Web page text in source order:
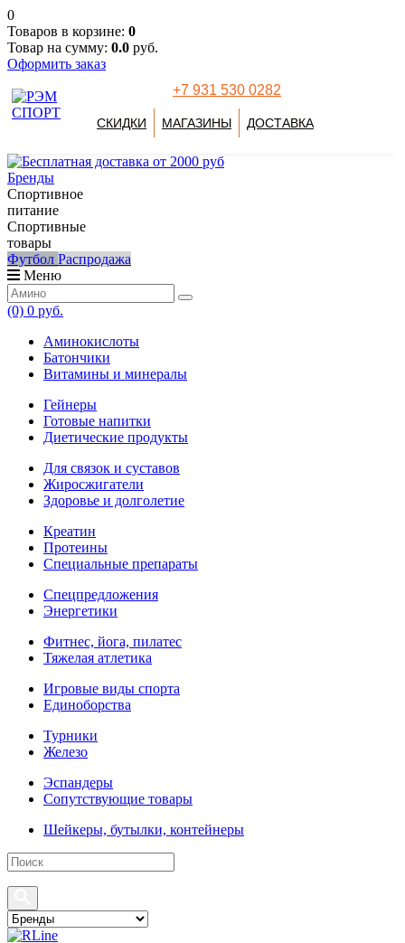
0
Товаров в корзине: 0
Товар на сумму: 0.0 руб.
Оформить заказ
+7 931 530 0282
СКИДКИ МАГАЗИНЫ ДОСТАВКА
Бренды
Спортивное
питание
Спортивные
товары
Футбол Распродажа
Меню
(0) 0 руб.
Аминокислоты
Батончики
Витамины и минералы
Гейнеры
Готовые напитки
Диетические продукты
Для связок и суставов
Жиросжигатели
Здоровье и долголетие
Креатин
Протеины
Специальные препараты
Спецпредложения
Энергетики
Фитнес, йога, пилатес
Тяжелая атлетика
Игровые виды спорта
Единоборства
Турники
Железо
Эспандеры
Сопутствующие товары
Шейкеры, бутылки, контейнеры